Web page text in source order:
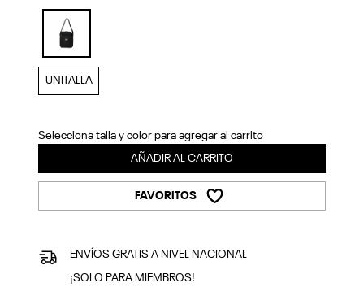
Previous
selected
UNITALLA
Selecciona talla y color para agregar al carrito
AÑADIR AL CARRITO
FAVORITOS
ENVÍOS GRATIS A NIVEL NACIONAL
¡SOLO PARA MIEMBROS!